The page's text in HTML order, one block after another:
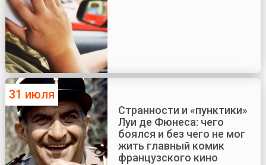
31 июля
Странности и «пунктики»
Луи де Фюнеса: чего
боялся и без чего не мог
жить главный комик
французского кино